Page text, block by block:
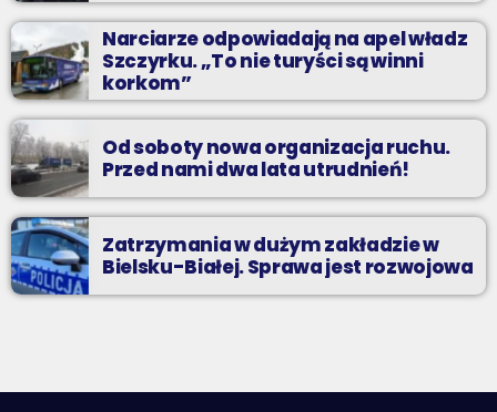
Narciarze odpowiadają na apel władz
Szczyrku. „To nie turyści są winni
korkom”
Od soboty nowa organizacja ruchu.
Przed nami dwa lata utrudnień!
Zatrzymania w dużym zakładzie w
Bielsku-Białej. Sprawa jest rozwojowa